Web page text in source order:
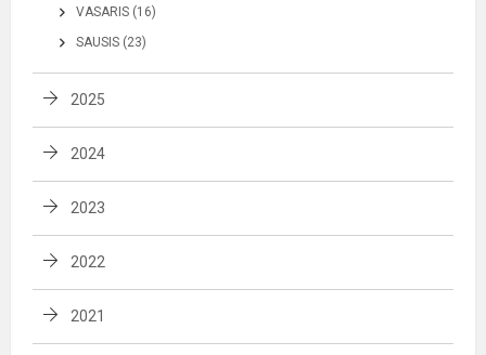
VASARIS (16)
SAUSIS (23)
2025
2024
2023
2022
2021